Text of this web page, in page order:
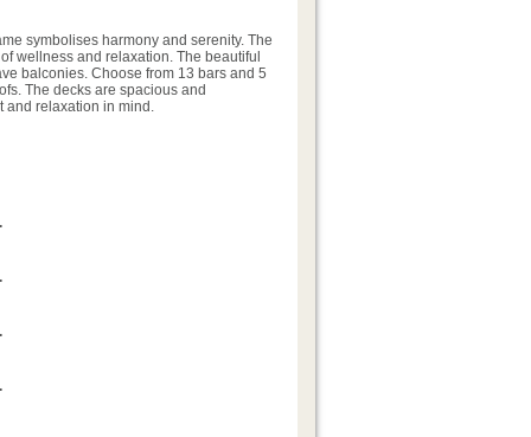
symbolises harmony and serenity. The
wellness and relaxation. The beautiful
balconies. Choose from 13 bars and 5
The decks are spacious and
and relaxation in mind.